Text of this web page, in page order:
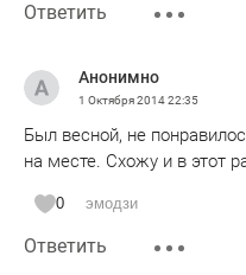
Ответить
Анонимно
1 Октября 201422:35
Был весной, не
на месте. Схожу и в этот
0 эмодзи
Ответить